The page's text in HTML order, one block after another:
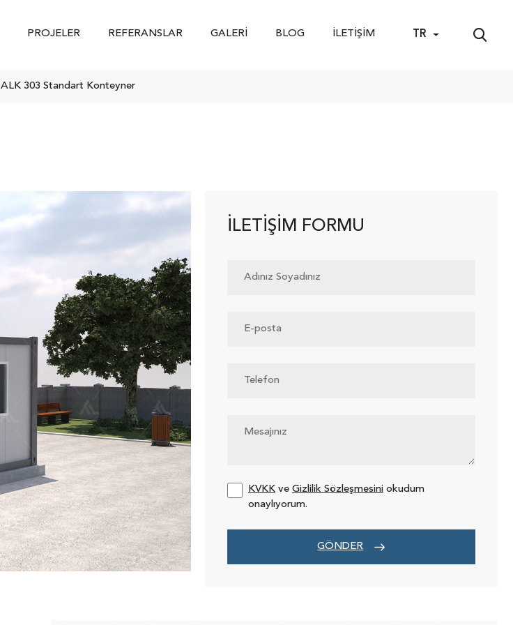
PROJELER REFERANSLAR GALERI BLOG İLETIŞIM TR
ALK 303 Standart Konteyner
İLETIŞIM FORMU
KVKK ve Gizlilik Sözleşmesini okudum
onaylıyorum.
GÖNDER